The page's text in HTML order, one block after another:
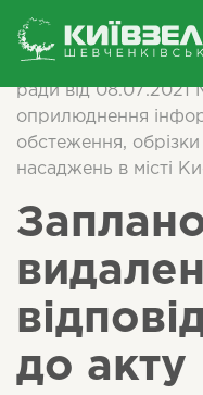
/
Інформація
ради від
оприлюднення
обстеження,
насаджень в місті
до акту